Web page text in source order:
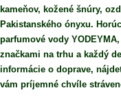
kameňov, kožené šnúry,
Pakistanského ónyxu.
parfumové vody
značkami na trhu a každý
informácie o doprave,
vám príjemné chvíle